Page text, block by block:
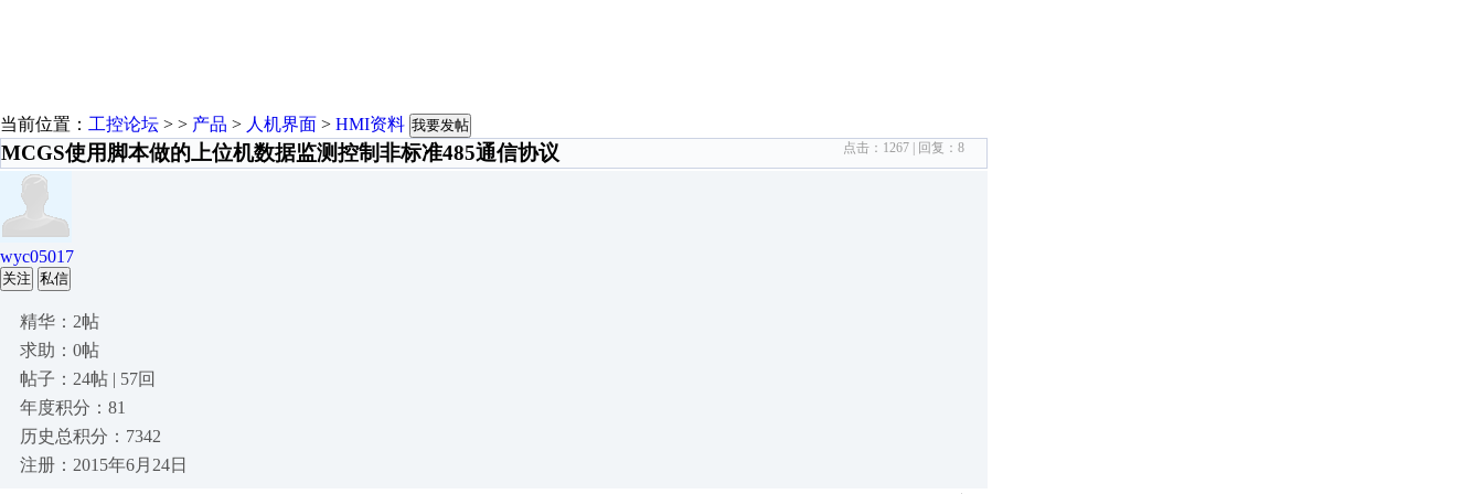
当前位置： 工控论坛 > > 产品 > 人机界面 > HMI资料 我要发帖
MCGS使用脚本做的上位机数据监测控制非标准485通信协议 点击： 1267 | 回复： 8
wyc05017
关注 私信
精华：2帖
求助：0帖
帖子：24帖 | 57回
年度积分：81
历史总积分：7342
注册：2015年6月24日